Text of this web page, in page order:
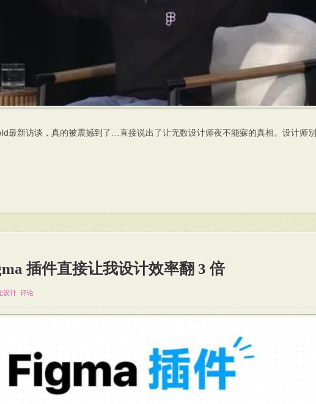
最新访谈，真的被震撼到了…直接说出了让无数设计师夜不能寐的真相。设计师别
插件直接让我设计效率翻 3 倍
设计 评论